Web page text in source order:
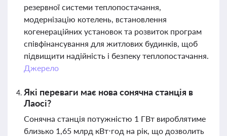
резервної системи теплопостачання,
модернізацію котелень, встановлення
когенераційних установок та розвиток програм
співфінансування для житлових будинків, щоб
підвищити надійність і безпеку теплопостачання.
Джерело
Які переваги має нова сонячна станція в
Лаосі?
Сонячна станція потужністю 1 ГВт вироблятиме
близько 1,65 млрд кВт⋅год на рік, що дозволить